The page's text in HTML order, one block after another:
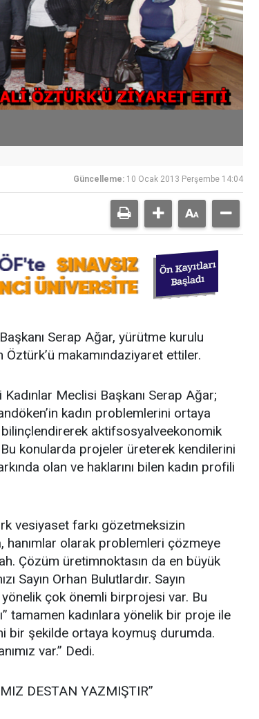
Güncelleme: 10 Ocak 2013 Perşembe 14:04
Serap Ağar, yürütme kurulu
makamındaziyaret ettiler.
Meclisi Başkanı Serap Ağar;
kadın problemlerini ortaya
bilinçlendirerek aktifsosyalveekonomik
konularda projeler üreterek kendilerini
olan ve haklarını bilen kadın profili
vesiyaset farkı gözetmeksizin
hanımlar olarak problemleri çözmeye
Çözüm üretimnoktasın da en büyük
Sayın Orhan Bulutlardır. Sayın
yönelik çok önemli birprojesi var. Bu
tamamen kadınlara yönelik bir proje ile
bir şekilde ortaya koymuş durumda.
var.” Dedi.
DESTAN YAZMIŞTIR”